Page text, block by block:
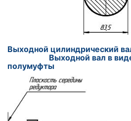
Выходной
Выходной вал в виде
полумуфты